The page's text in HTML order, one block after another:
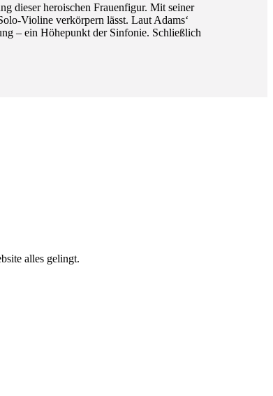
dieser heroischen Frauenfigur. Mit seiner
Violine verkörpern lässt. Laut Adams‘
– ein Höhepunkt der Sinfonie. Schließlich
alles gelingt.